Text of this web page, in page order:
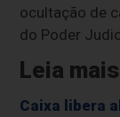
ocultação de
do Poder
Leia
Caixa libera